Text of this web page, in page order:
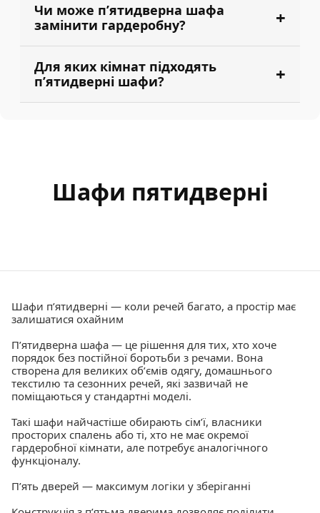
Шафи пятидверні
Шафи пʼятидверні — коли речей багато, а простір має
залишатися охайним
Пʼятидверна шафа — це рішення для тих, хто хоче
порядок без постійної боротьби з речами. Вона
створена для великих обʼємів одягу, домашнього
текстилю та сезонних речей, які зазвичай не
поміщаються у стандартні моделі.
Такі шафи найчастіше обирають сімʼї, власники
просторих спалень або ті, хто не має окремої
гардеробної кімнати, але потребує аналогічного
функціоналу.
Пʼять дверей — максимум логіки у зберіганні
Чи може пʼятидверна шафа
замінити гардеробну?
Для яких кімнат підходять
пʼятидверні шафи?